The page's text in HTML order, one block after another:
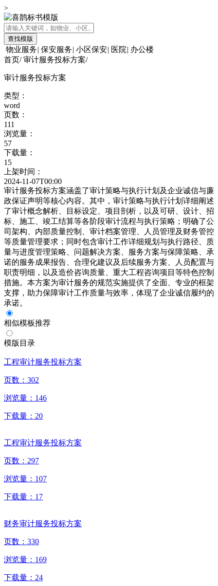
>
查找模版
物业服务| 保安服务| 小区保安| 医院| 办公楼
首页/ 审计服务投标方案/
审计服务投标方案
类型：
word
页数：
111
浏览量：
57
下载量：
15
上架时间：
2024-11-07T00:00
审计服务投标方案涵盖了审计策略与执行计划及企业诚信与廉
政保证声明等核心内容。其中，审计策略与执行计划详细阐述
了审计概念解析、目标设定、项目剖析，以及可研、设计、招
标、施工、竣工结算等各阶段审计流程与执行策略；明确了公
司架构、内部质量控制、审计档案管理、人员管理及财务管控
等质量管理要求；同时包含审计工作详细规划与执行路径、质
量与进度管理策略、问题解决方案、服务方案与保障策略、承
诺的服务成果报告、合理化建议及后续服务方案、人员配置与
职责明细，以及造价咨询质量、重大工程咨询项目等特色控制
措施。本方案为审计服务的规范实施提供了全面、专业的框架
支撑，助力保障审计工作质量与效率，体现了企业诚信履约的
承诺。
相似模板推荐
模版目录
工程审计服务投标方案
页数： 302
浏览量： 146
下载量： 20
工程审计服务投标方案
页数： 297
浏览量： 107
下载量： 17
财务审计服务投标方案
页数： 330
浏览量： 169
下载量： 24